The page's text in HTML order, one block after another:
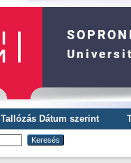
Tallózás Dátum szerint